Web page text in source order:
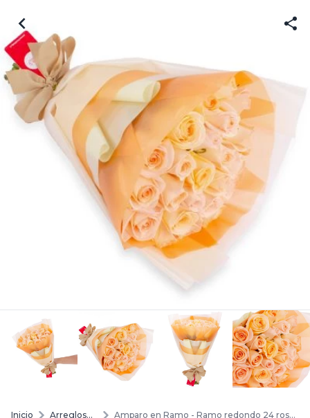
Inicio
Arreglos
Amparo en Ramo - Ramo redondo 24 rosas